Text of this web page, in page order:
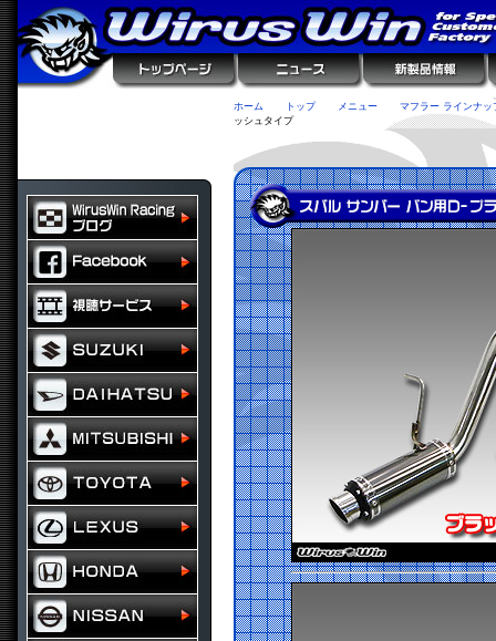
ホーム トップ メニュー
マフラー ラインナッ
ッシュタイプ